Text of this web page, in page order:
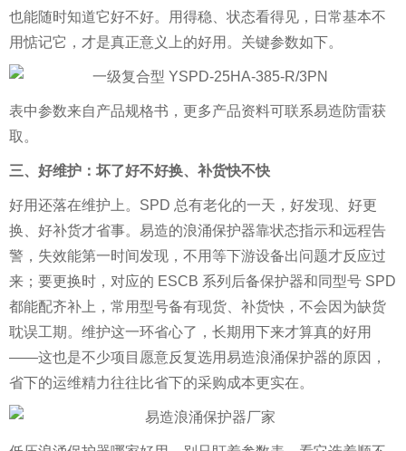
也能随时知道它好不好。用得稳、状态看得见，日常基本不
用惦记它，才是真正意义上的好用。关键参数如下。
表中参数来自产品规格书，更多产品资料可联系易造防雷获
取。
三、好维护：坏了好不好换、补货快不快
好用还落在维护上。SPD 总有老化的一天，好发现、好更
换、好补货才省事。易造的浪涌保护器靠状态指示和远程告
警，失效能第一时间发现，不用等下游设备出问题才反应过
来；要更换时，对应的 ESCB 系列后备保护器和同型号 SPD
都能配齐补上，常用型号备有现货、补货快，不会因为缺货
耽误工期。维护这一环省心了，长期用下来才算真的好用
——这也是不少项目愿意反复选用易造浪涌保护器的原因，
省下的运维精力往往比省下的采购成本更实在。